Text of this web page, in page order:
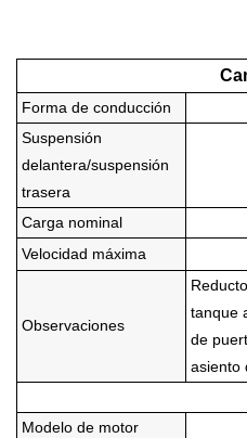
Forma de conducción
Suspensión
delantera/suspensión
trasera
Carga nominal
Velocidad máxima
Observaciones
tanque
de
asiento
Modelo de motor